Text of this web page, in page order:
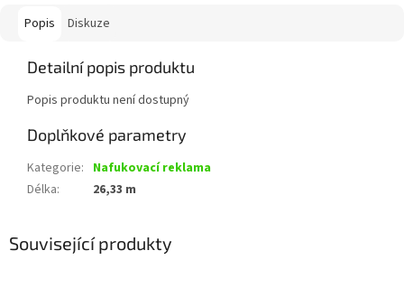
Popis Diskuze
Detailní popis produktu
Popis produktu není dostupný
Doplňkové parametry
Kategorie: Nafukovací reklama
Délka: 26,33 m
Související produkty